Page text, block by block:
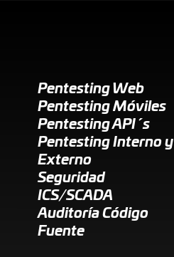
Pentesting Web
Pentesting Móviles
Pentesting API´s
Pentesting Interno y
Externo
Seguridad
ICS/SCADA
Auditoría Código
Fuente